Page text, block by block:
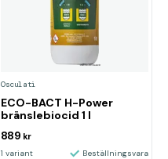
Osculati
ECO-BACT H-Power
bränslebiocid 1 l
889 kr
1 variant Beställningsvara